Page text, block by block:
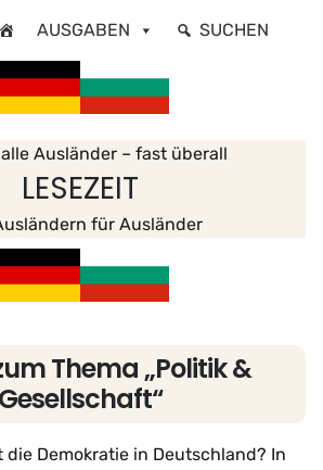
AUSGABEN SUCHEN
Ausländer – fast überall
LESEZEIT
für Ausländer
Thema „Politik &
Gesellschaft“
Demokratie in Deutschland? In